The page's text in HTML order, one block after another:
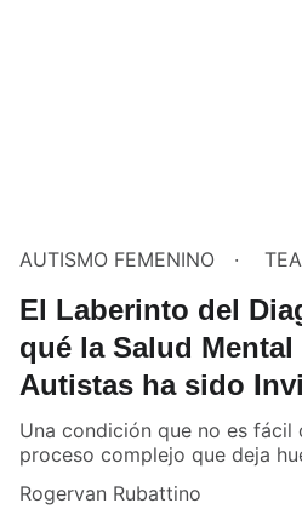
AUTISMO FEMENINO TEA
El Laberinto del
qué la Salud
Autistas ha sido
Una condición que no es fácil
proceso complejo que deja
Rogervan Rubattino